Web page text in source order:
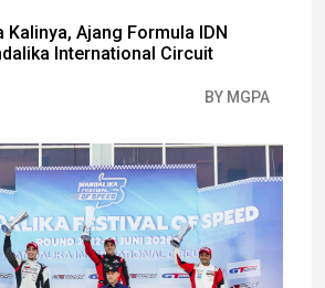
Kalinya, Ajang Formula IDN
International Circuit
BY MGPA